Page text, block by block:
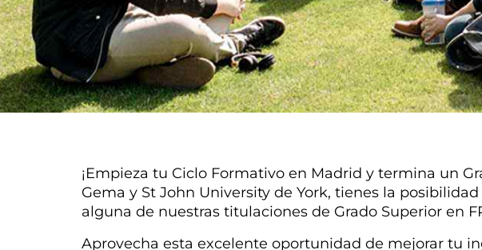
¡Empieza tu Ciclo Formativo en Madrid y termina un
Gema y St John University de York, tienes la
alguna de nuestras titulaciones de Grado Superior en
Aprovecha esta excelente oportunidad de mejorar tu